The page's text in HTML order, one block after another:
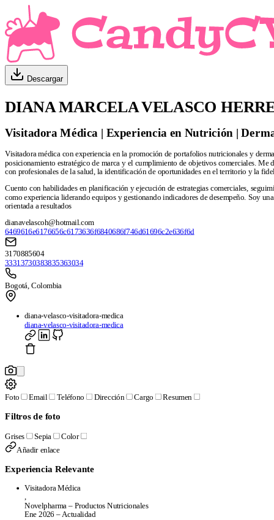
Descargar
DIANA MARCELA VELASCO
Visitadora Médica | Experiencia en Nutrición |
Visitadora médica con experiencia en la promoción de portafolios nutricionales y
posicionamiento estratégico de marca y el cumplimiento de objetivos comerciales. Me
con profesionales de la salud, la identificación de oportunidades en el territorio y la
Cuento con habilidades en planificación y ejecución de estrategias comerciales,
como experiencia liderando equipos y gestionando indicadores de desempeño. Soy
orientada a resultados
dianavelascoh@hotmail.com
6469616e6176656c6173636f6840686f746d61696c2e636f6d
3170885604
33313730383835363034
Bogotá, Colombia
diana-velasco-visitadora-medica
diana-velasco-visitadora-medica
Foto Email Teléfono Dirección Cargo Resumen
Filtros de foto
Grises Sepia
Color
Añadir enlace
Experiencia Relevante
Visitadora Médica
,
Novelpharma – Productos Nutricionales
Ene 2026 – Actualidad